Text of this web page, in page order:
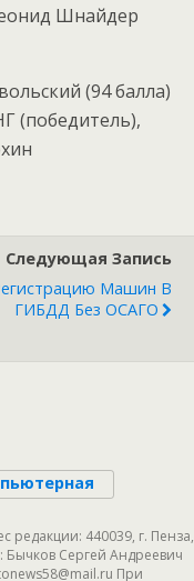
Шнайдер
(94 балла)
(победитель),
Следующая Запись
Машин В
ГИБДД Без ОСАГО
редакции: 440039, г. Пенза,
Бычков Сергей Андреевич
При